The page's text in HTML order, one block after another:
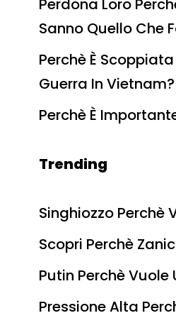
Perdona Loro
Sanno Quello Che
Perchè È Scoppiata
Guerra In Vietnam?
Perchè È
Trending
Singhiozzo Perchè
Scopri Perchè
Putin Perchè Vuole
Pressione Alta